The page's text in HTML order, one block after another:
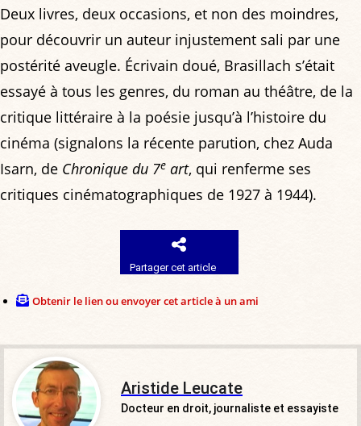
Deux livres, deux occasions, et non des moindres,
pour découvrir un auteur injustement sali par une
postérité aveugle. Écrivain doué, Brasillach s’était
essayé à tous les genres, du roman au théâtre, de la
critique littéraire à la poésie jusqu’à l’histoire du
cinéma (signalons la récente parution, chez Auda
Isarn, de Chronique du 7e art, qui renferme ses
critiques cinématographiques de 1927 à 1944).
Partager cet article
Obtenir le lien ou envoyer cet article à un ami
Aristide Leucate
Docteur en droit, journaliste et essayiste